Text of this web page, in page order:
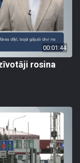
00:01:44
rosina